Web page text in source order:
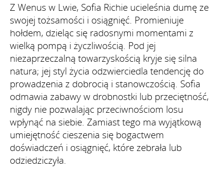
Z Wenus w Lwie, Sofia Richie ucieleśnia dumę ze
swojej tożsamości i osiągnięć. Promieniuje
hołdem, dzieląc się radosnymi momentami z
wielką pompą i życzliwością. Pod jej
niezaprzeczalną towarzyskością kryje się silna
natura; jej styl życia odzwierciedla tendencję do
prowadzenia z dobrocią i stanowczością. Sofia
odmawia zabawy w drobnostki lub przeciętność,
nigdy nie pozwalając przeciwnościom losu
wpłynąć na siebie. Zamiast tego ma wyjątkową
umiejętność cieszenia się bogactwem
doświadczeń i osiągnięć, które zebrała lub
odziedziczyła.